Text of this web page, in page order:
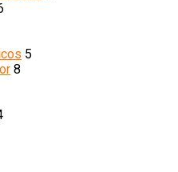
5
8